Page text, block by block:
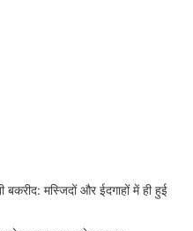
बकरीद: मस्जिदों और ईदगाहों में ही हुई